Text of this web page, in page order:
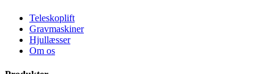
Teleskoplift
Gravmaskiner
Hjullæsser
Om os